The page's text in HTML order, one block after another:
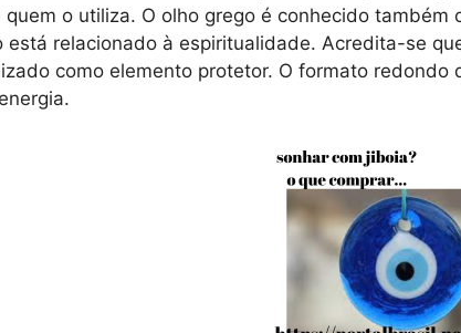
o utiliza. O olho grego é conhecido
está relacionado à espiritualidade. Acredita-se
como elemento protetor. O formato